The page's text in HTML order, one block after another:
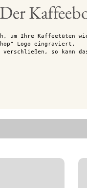
um Ihre Kaffeetüten
Logo eingraviert.
so kann